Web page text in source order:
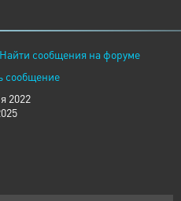
Найти сообщения на форуме
сообщение
2022